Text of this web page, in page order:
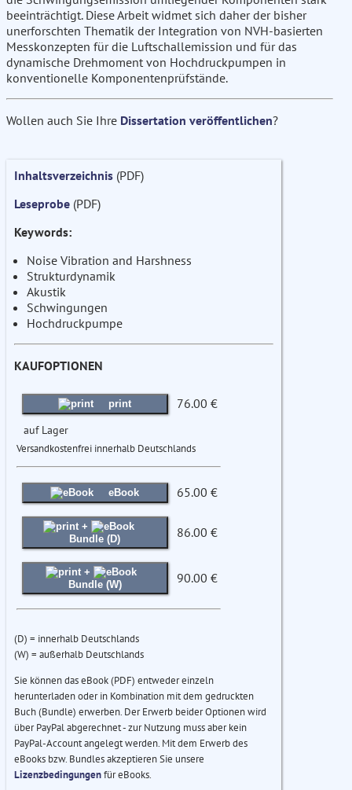
beeinträchtigt. Diese Arbeit widmet sich daher der bisher
unerforschten Thematik der Integration von NVH-basierten
Messkonzepten für die Luftschallemission und für das
dynamische Drehmoment von Hochdruckpumpen in
konventionelle Komponentenprüfstände.
Wollen auch Sie Ihre Dissertation veröffentlichen?
Inhaltsverzeichnis (PDF)
Leseprobe (PDF)
Keywords:
Noise Vibration and Harshness
Strukturdynamik
Akustik
Schwingungen
Hochdruckpumpe
KAUFOPTIONEN
print 76.00 €
auf Lager
Versandkostenfrei innerhalb Deutschlands
eBook 65.00 €
+
Bundle (D)
86.00 €
+
Bundle (W)
90.00 €
(D) = innerhalb Deutschlands
(W) = außerhalb Deutschlands
Sie können das eBook (PDF) entweder einzeln
herunterladen oder in Kombination mit dem gedruckten
Buch (Bundle) erwerben. Der Erwerb beider Optionen wird
über PayPal abgerechnet - zur Nutzung muss aber kein
PayPal-Account angelegt werden. Mit dem Erwerb des
eBooks bzw. Bundles akzeptieren Sie unsere
Lizenzbedingungenfür eBooks.